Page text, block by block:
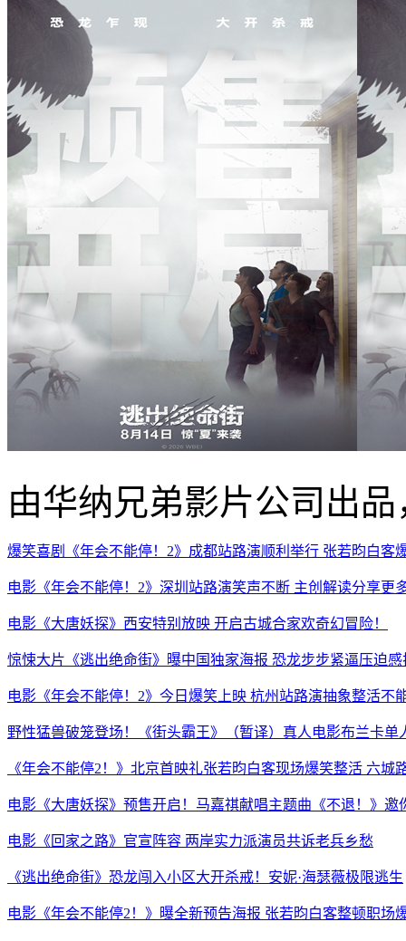
由华纳兄弟影片公司出
爆笑喜剧《年会不能停！2》成都站路演顺利举行 张若昀白客
电影《年会不能停！2》深圳站路演笑声不断 主创解读分享更
电影《大唐妖探》西安特别放映 开启古城合家欢奇幻冒险！
惊悚大片《逃出绝命街》曝中国独家海报 恐龙步步紧逼压迫感
电影《年会不能停！2》今日爆笑上映 杭州站路演抽象整活不
野性猛兽破笼登场！《街头霸王》（暂译）真人电影布兰卡单
《年会不能停2！》北京首映礼张若昀白客现场爆笑整活 六城
电影《大唐妖探》预售开启！马嘉祺献唱主题曲《不退！》邀
电影《回家之路》官宣阵容 两岸实力派演员共诉老兵乡愁
《逃出绝命街》恐龙闯入小区大开杀戒！安妮·海瑟薇极限逃生
电影《年会不能停2！》曝全新预告海报 张若昀白客整顿职场